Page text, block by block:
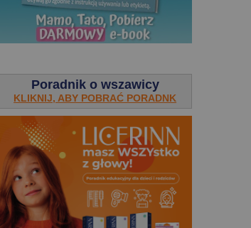
Poradnik o wszawicy
KLIKNIJ, ABY POBRAĆ PORADNK